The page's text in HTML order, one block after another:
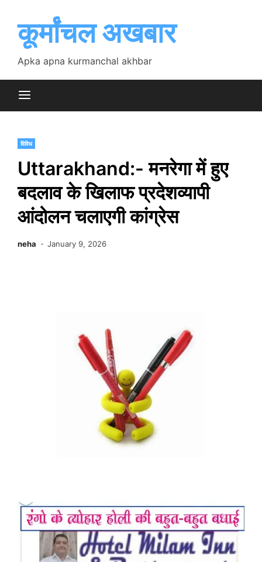
contentकूर्मांचल अखबार
Apka apna kurmanchal akhbar
विविध
Uttarakhand:- मनरेगा में हुए
बदलाव के खिलाफ प्रदेशव्यापी
आंदोलन चलाएगी कांग्रेस
neha January 9, 2026